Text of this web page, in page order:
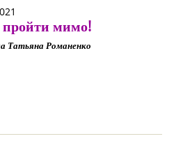
мимо!
Татьяна Романенко